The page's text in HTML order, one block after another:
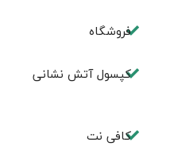
فروشگاه
کپسول آتش نشانی
کافی نت